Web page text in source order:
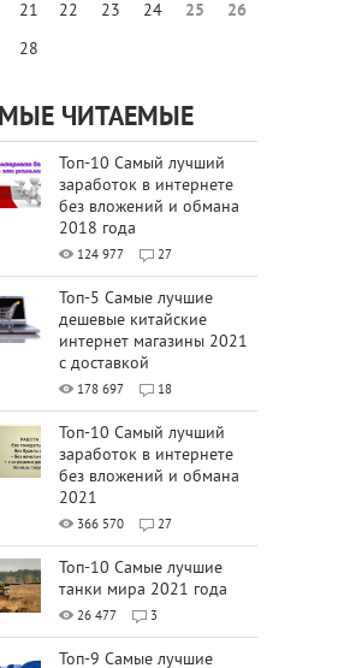
21 22 23 24 25
26
28
ЧИТАЕМЫЕ
Топ-10 Самый лучший
заработок в интернете
без вложений и обмана
2018 года
124 977 27
Топ-5 Самые лучшие
дешевые китайские
интернет магазины 2021
с доставкой
178 697 18
Топ-10 Самый лучший
заработок в интернете
без вложений и обмана
2021
366 570 27
Топ-10 Самые лучшие
танки мира 2021 года
26 477 3
Топ-9 Самые лучшие